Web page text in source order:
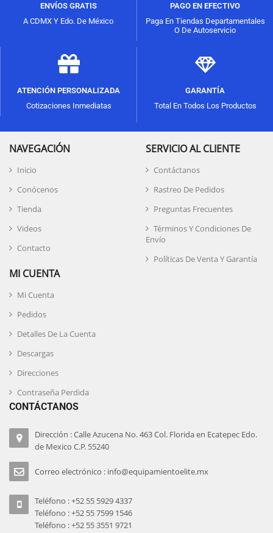
ENVÍOS GRATIS
A CDMX Y Edo. De México
PAGO EN EFECTIVO
Paga En Tiendas Departamentales
O De Autoservicio
ATENCIÓN PERSONALIZADA
Cotizaciones Inmediatas
GARANTÍA
Total En Todos Los Productos
NAVEGACIÓN
Inicio
Conócenos
Tienda
Videos
Contacto
SERVICIO AL CLIENTE
Contáctanos
Rastreo De Pedidos
Preguntas Frecuentes
Términos Y Condiciones De
Envío
Políticas De Venta Y Garantía
MI CUENTA
Mi Cuenta
Pedidos
Detalles De La Cuenta
Descargas
Direcciones
Contraseña Perdida
CONTÁCTANOS
Dirección : Calle Azucena No. 463 Col. Florida en Ecatepec Edo.
de Mexico C.P. 55240
Correo electrónico : info@equipamientoelite.mx
Teléfono : +52 55 5929 4337
Teléfono : +52 55 7599 1546
Teléfono : +52 55 3551 9721